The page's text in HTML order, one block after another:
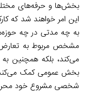
بخش‌ها و حرفه‌های
این امر خواهند شد که
به چه مدتی در چه
مشخص مربوط به تعارض
می‌کند، بلکه همچنین
بخش عمومی کمک می‌کند
شخصی مشروع خود